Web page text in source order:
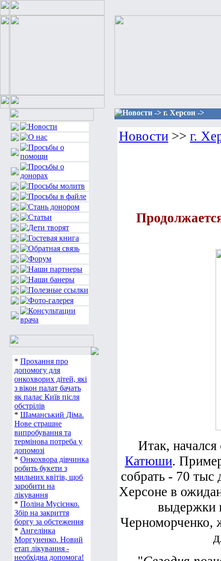
* Прохання про
допомогу для
онкохворих дітей, які
з вікон палат бачать
як палає Київ після
обстрілів
* Шаманський Діма.
Нове страшне
випробування та
термінова потреба у
допомозі
* Онкохвора дівчинка
робить букети з
мильних квітів, щоб
заробити на
лікування
* Поліна Мусієнко.
Збір на закриття
боргу за обстеження
* Ангелінка
Моргуненко. Новий
етап лікування -
необхідна допомога!
Новости -> г. Херсон ->
Новости >> г.
Итак,
Катюши.
собрать - 70 тыс
Херсоне в
выдержки
Черноморченко,